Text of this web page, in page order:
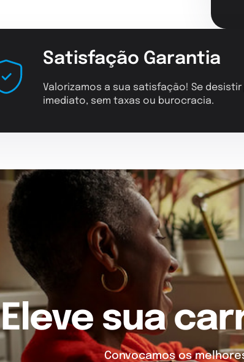
Satisfação Garantia
Valorizamos a sua satisfação! Se
imediato, sem taxas ou burocracia.
Eleve sua
Convocamos os